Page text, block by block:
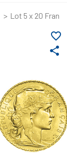
Lot 5 x 20
share
favorite_border